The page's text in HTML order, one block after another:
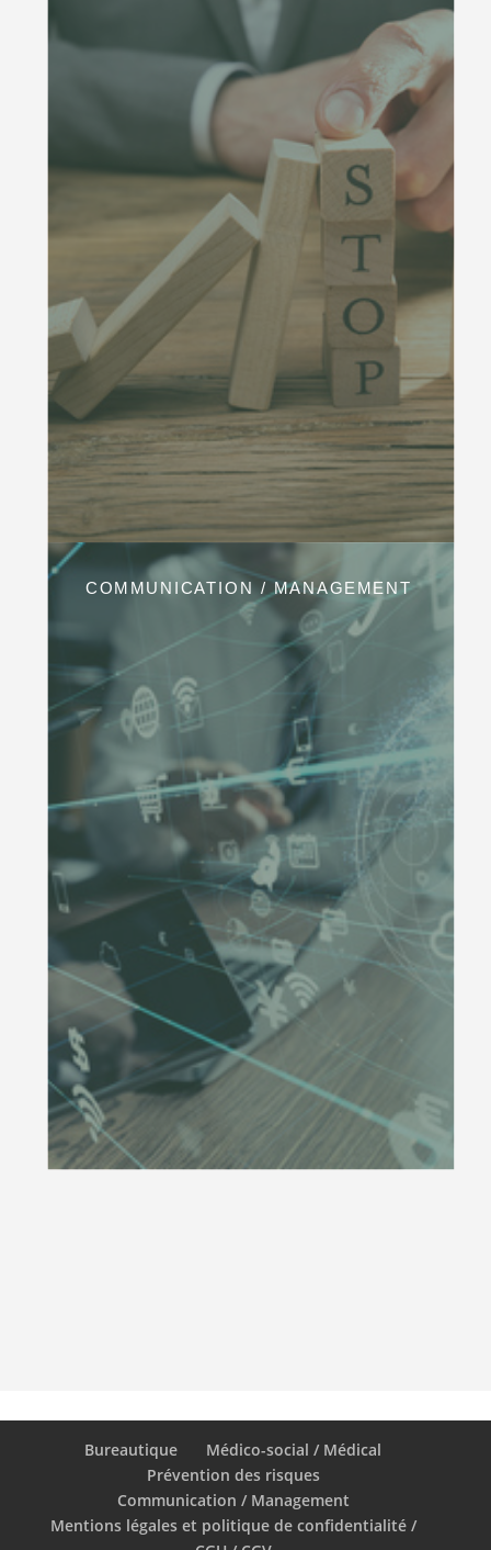
COMMUNICATION / MANAGEMENT
Bureautique
Médico-social / Médical
Prévention des risques
Communication / Management
Mentions légales et politique de confidentialité /